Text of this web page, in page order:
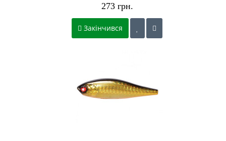
273 грн.
Закінчився